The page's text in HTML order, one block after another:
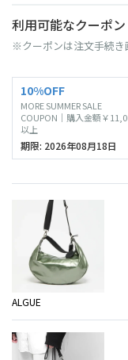
利用可能なクーポン
※クーポンは注文手続き
10%OFF
MORE SUMMER SALE
COUPON｜購入金額￥
以上
期限: 2026年08月18日
ALGUE